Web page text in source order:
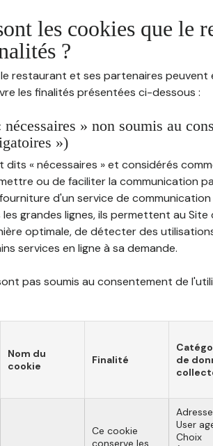
les cookies que le
?
restaurant et ses partenaires
les finalités présentées ci-dessous :
» non soumis au
»)
dits « nécessaires » et considérés
ou de faciliter la communication
d'un service de
les grandes lignes, ils permettent au
optimale, de détecter des
services en ligne à sa demande.
pas soumis au consentement de
Nom du
cookie
Finalité
de
Ce cookie
conserve les
Adresse
User
Choix